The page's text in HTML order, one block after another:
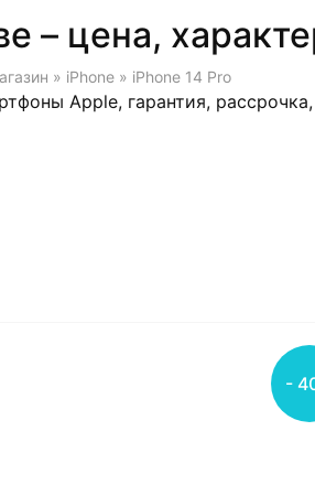
» iPhone» iPhone 14 Pro
– цена,
Apple, гарантия,
-